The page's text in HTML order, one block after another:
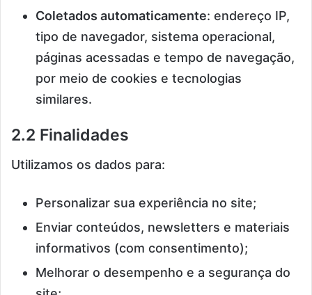
Coletados automaticamente: endereço IP,
tipo de navegador, sistema operacional,
páginas acessadas e tempo de navegação,
por meio de cookies e tecnologias
similares.
2.2 Finalidades
Utilizamos os dados para:
Personalizar sua experiência no site;
Enviar conteúdos, newsletters e materiais
informativos (com consentimento);
Melhorar o desempenho e a segurança do